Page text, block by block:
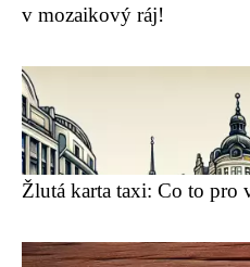
v mozaikový ráj!
Žlutá karta taxi: Co to pro